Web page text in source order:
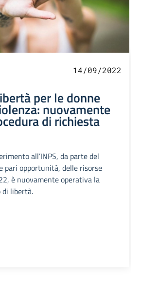
14/09/2022
per le donne
nuovamente
di richiesta
all’INPS, da parte del
pari opportunità, delle risorse
è nuovamente operativa la
di libertà.